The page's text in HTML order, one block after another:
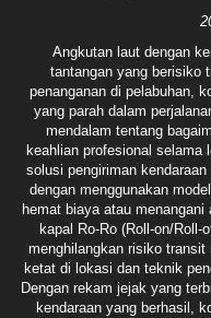
Angkutan laut dengan
tantangan yang berisiko
penanganan di pelabuhan,
yang parah dalam
mendalam tentang
keahlian profesional selama
solusi pengiriman
dengan menggunakan
hemat biaya atau
kapal Ro-Ro (Roll-on/
menghilangkan risiko transit
ketat di lokasi dan teknik
Dengan rekam jejak yang
kendaraan yang berhasil,